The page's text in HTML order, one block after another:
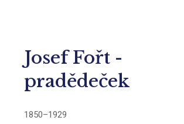
Josef Fořt -
pradědeček
1850–1929